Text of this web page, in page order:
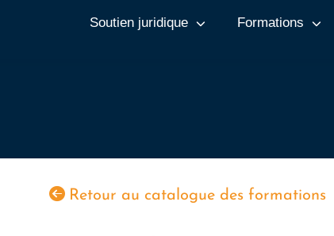
Soutien juridique Formations
Retour au catalogue des formations